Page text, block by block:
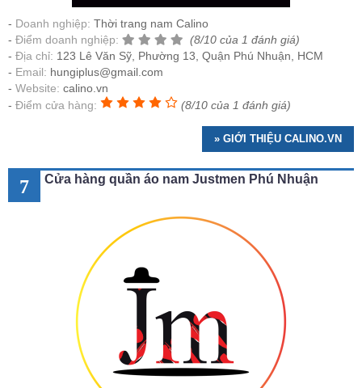
Doanh nghiệp: Thời trang nam Calino
Điểm doanh nghiệp:
(8/10 của 1 đánh giá)
Địa chỉ: 123 Lê Văn Sỹ, Phường 13, Quận Phú Nhuận, HCM
Email: hungiplus@gmail.com
Website: calino.vn
Điểm cửa hàng:
(8/10 của 1 đánh giá)
» GIỚI THIỆU CALINO.VN
7 Cửa hàng quần áo nam Justmen Phú Nhuận